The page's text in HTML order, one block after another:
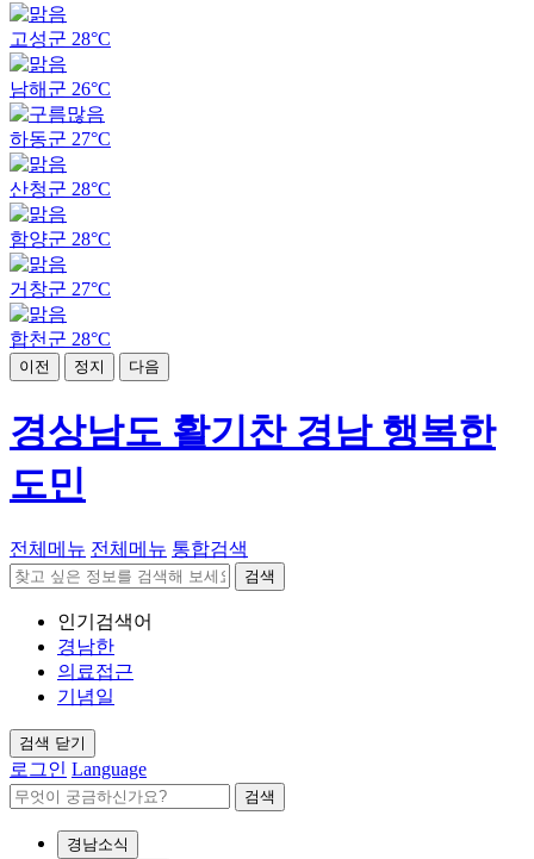
고성군 28°C
남해군 26°C
하동군 27°C
산청군 28°C
함양군 28°C
거창군 27°C
합천군 28°C
이전 정지 다음
경상남도 활기찬 경남 행복한
도민
전체메뉴 전체메뉴 통합검색
검색
인기검색어
경남한
의료접근
기념일
검색 닫기
로그인 Language
검색
경남소식